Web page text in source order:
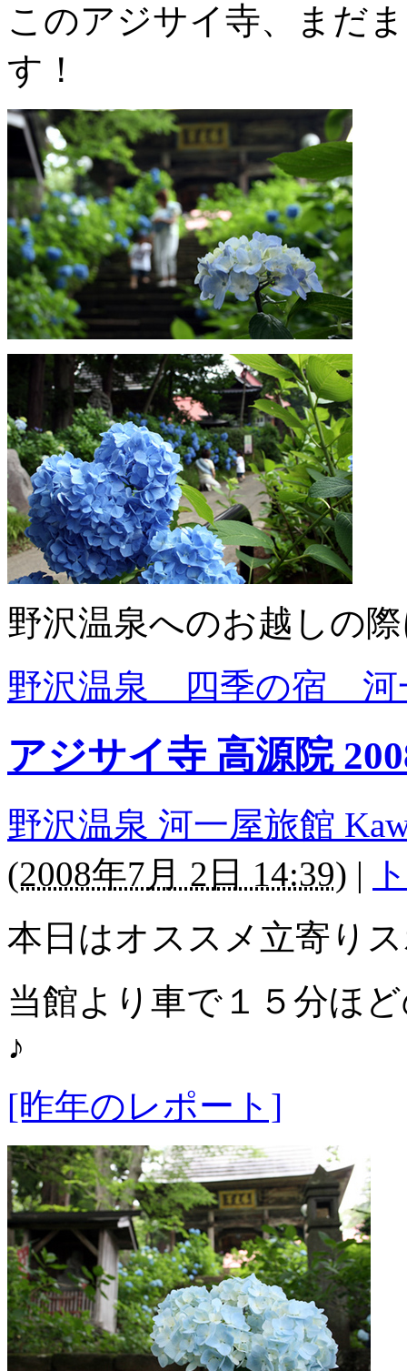
このアジサイ寺、まだ
す！
野沢温泉へのお越しの
野沢温泉 四季の宿 河
アジサイ寺 高源院
野沢温泉 河一屋旅館
(2008年7月 2日 14:39) |
本日はオススメ立寄り
当館より車で１５分ほ
♪
[昨年のレポート]